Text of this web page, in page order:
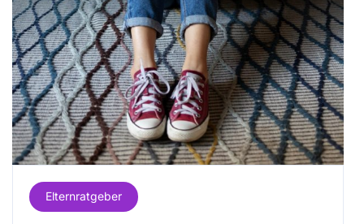
Elternratgeber